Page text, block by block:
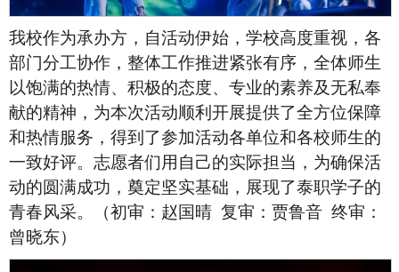
我校作为承办方，自活动伊始，学校高度重视，各
部门分工协作，整体工作推进紧张有序，全体师生
以饱满的热情、积极的态度、专业的素养及无私奉
献的精神，为本次活动顺利开展提供了全方位保障
和热情服务，得到了参加活动各单位和各校师生的
一致好评。志愿者们用自己的实际担当，为确保活
动的圆满成功，奠定坚实基础，展现了泰职学子的
青春风采。（初审：赵国晴 复审：贾鲁音 终审：
曾晓东）